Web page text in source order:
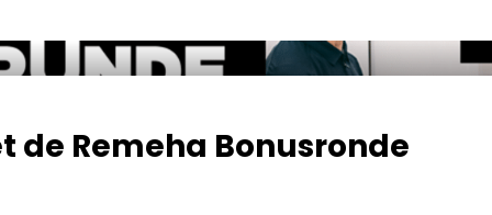
de Remeha Bonusronde